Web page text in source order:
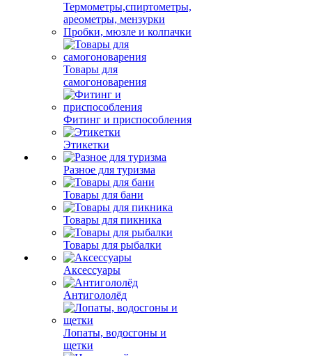
Термометры,спиртометры,
ареометры, мензурки
Пробки, мюзле и колпачки
Товары для
самогоноварения
Фитинг и приспособления
Этикетки
Разное для туризма
Товары для бани
Товары для пикника
Товары для рыбалки
Аксессуары
Антигололёд
Лопаты, водосгоны и
щетки